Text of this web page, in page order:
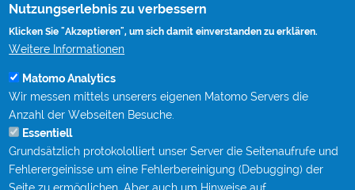
Rohrvortrieb
Monitoring von Rohrvortrieben (CoJack)
Wissen
Berufsbegleitende Qualifizierung bei STEIN Ingenieure
Publikationen
Fachgespräche Rohrvortrieb
Kanalgipfel
Nutzungserlebnis zu verbessern
Klicken Sie "Akzeptieren", um sich damit einverstanden zu erklären.
Weitere Informationen
Matomo Analytics
Wir messen mittels unserers eigenen Matomo Servers die
Anzahl der Webseiten Besuche.
Essentiell
Grundsätzlich protokololliert unser Server die Seitenaufrufe und
Fehlerergeinisse um eine Fehlerbereinigung (Debugging) der